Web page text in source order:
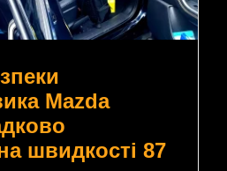
Mazda
швидкості 87